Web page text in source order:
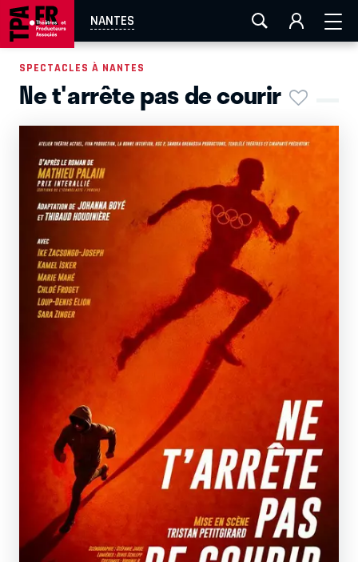
NANTES
AIX-MARSEILLE AURAY LA ROCHELLE
EN TOURNÉE
SPECTACLES À NANTES
Ne t'arrête pas de courir